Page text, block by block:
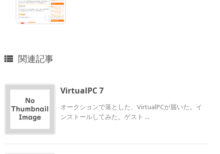
 関連記事
VirtualPC 7
オークションで落とした、VirtualPCが届いた。イ
ンストールしてみた。ゲスト ...